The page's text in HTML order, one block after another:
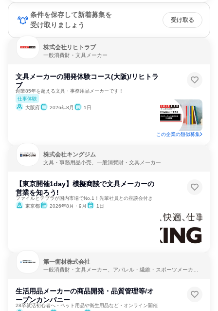
条件を保存して新着募集を
受け取りましょう
受け取る
株式会社リヒトラブ
一般消費財・文具メーカー
文具メーカーの開発体験コース(大阪)/リヒトラ
ブ
創業85年を超える文具・事務用品メーカーです！
仕事体験
大阪府
2026年8月 1日
この企業の類似募集
株式会社キングジム
文具・事務用品小売、一般消費財・文具メーカー
【東京開催1day】模擬商談で文具メーカーの
営業を知ろう!
ファイルとテプラが国内市場でNo.1！先輩社員との座談会付き
東京都
2026年8月・9月 1日
第一衛材株式会社
一般消費財・文具メーカー、アパレル・繊維・スポーツメーカ
生活用品メーカーの商品開発・品質管理等/オ
ープンカンパニー
28卒就活初心者へ・ペット用品や衛生用品など・オンライン開催